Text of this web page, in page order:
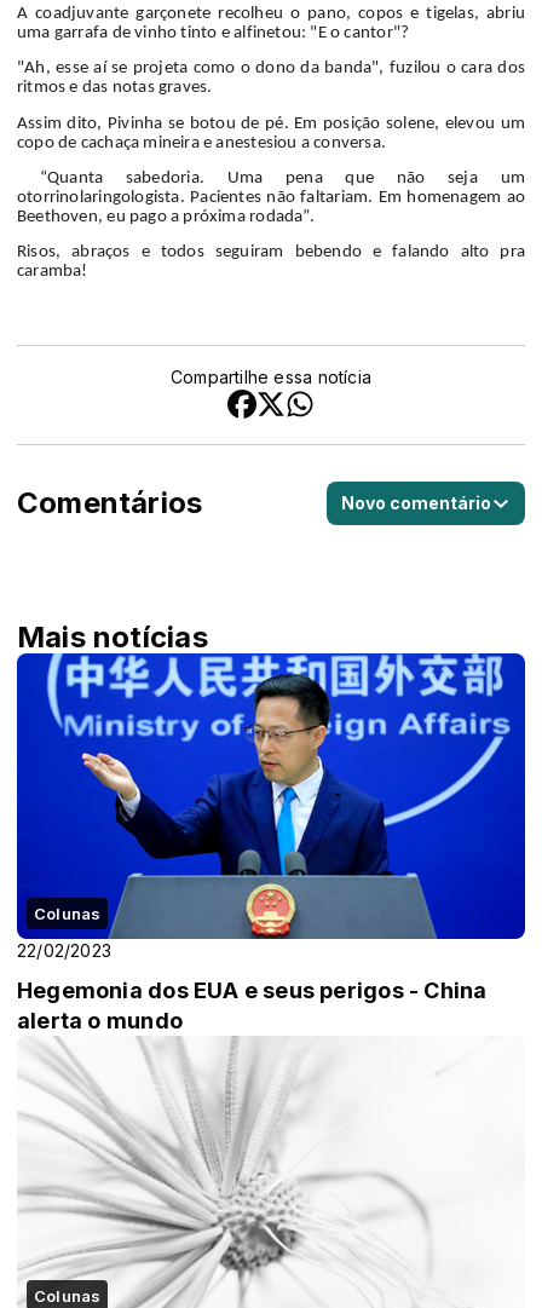
A coadjuvante garçonete recolheu o pano, copos e tigelas, abriu
uma garrafa de vinho tinto e alfinetou: "E o cantor"?
"Ah, esse aí se projeta como o dono da banda", fuzilou o cara dos
ritmos e das notas graves.
Assim dito, Pivinha se botou de pé. Em posição solene, elevou um
copo de cachaça mineira e anestesiou a conversa.
“Quanta sabedoria. Uma pena que não seja um
otorrinolaringologista. Pacientes não faltariam. Em homenagem ao
Beethoven, eu pago a próxima rodada”.
Risos, abraços e todos seguiram bebendo e falando alto pra
caramba!
Compartilhe essa notícia
Comentários Novo comentário
Mais notícias
Colunas
22/02/2023
Hegemonia dos EUA e seus perigos - China
alerta o mundo
Colunas